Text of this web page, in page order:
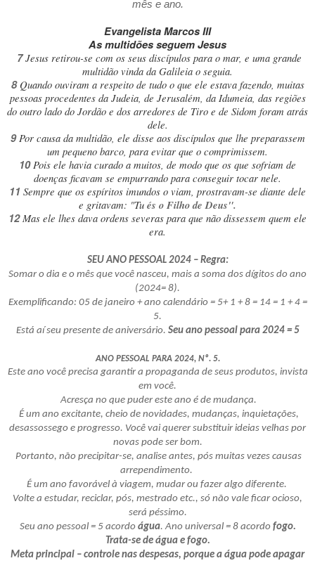
mês e ano.
Evangelista Marcos III
As multidões seguem Jesus
7Jesus retirou-se com os seus discípulos para o mar, e uma grande
multidão vinda da Galileia o seguia.
8 Quando ouviram a respeito de tudo o que ele estava fazendo, muitas
pessoas procedentes da Judeia, de Jerusalém, da Idumeia, das regiões
do outro lado do Jordão e dos arredores de Tiro e de Sidom foram atrás
dele.
9 Por causa da multidão, ele disse aos discípulos que lhe preparassem
um pequeno barco, para evitar que o comprimissem.
10 Pois ele havia curado a muitos, de modo que os que sofriam de
doenças ficavam se empurrando para conseguir tocar nele.
11 Sempre que os espíritos imundos o viam, prostravam-se diante dele
e gritavam: "Tu és o Filho de Deus".
12 Mas ele lhes dava ordens severas para que não dissessem quem ele
era.
SEU ANO PESSOAL 2024 – Regra:
Somar o dia e o mês que você nasceu, mais a soma dos dígitos do ano
(2024= 8).
Exemplificando: 05 de janeiro + ano calendário = 5+ 1 + 8 = 14 = 1 + 4 =
5.
Está aí seu presente de aniversário. Seu ano pessoal para 2024 = 5
ANO PESSOAL PARA 2024, Nº. 5.
Este ano você precisa garantir a propaganda de seus produtos, invista
em você.
Acresça no que puder este ano é de mudança.
É um ano excitante, cheio de novidades, mudanças, inquietações,
desassossego e progresso. Você vai querer substituir ideias velhas por
novas pode ser bom.
Portanto, não precipitar-se, analise antes, pós muitas vezes causas
arrependimento.
É um ano favorável à viagem, mudar ou fazer algo diferente.
Volte a estudar, reciclar, pós, mestrado etc., só não vale ficar ocioso,
será péssimo.
Seu ano pessoal = 5 acordo água. Ano universal = 8 acordo fogo.
Trata-se de água e fogo.
Meta principal – controle nas despesas, porque a água pode apagar